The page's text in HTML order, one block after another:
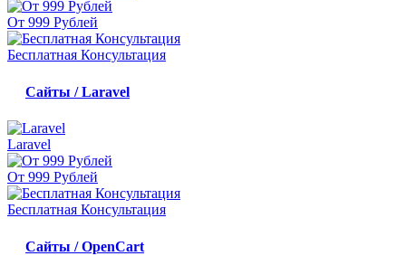
От 999 Рублей
Бесплатная Консультация
Сайты / Laravel
Laravel
От 999 Рублей
Бесплатная Консультация
Сайты / OpenCart